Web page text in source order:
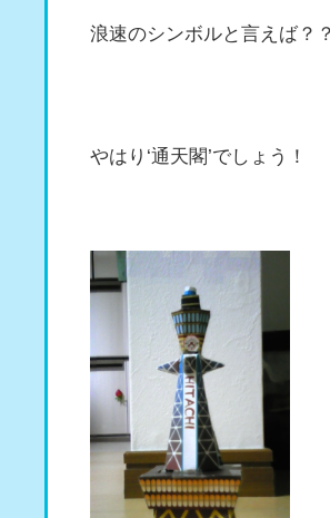
浪速のシンボルと言えば？
やはり‘通天閣’でしょう！